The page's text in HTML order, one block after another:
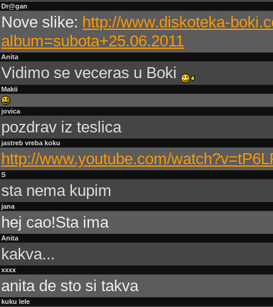
Dr@gan
Nove slike: http://www.diskoteka-
album=subota+25.06.2011
Anita
Vidimo se veceras u Boki
Makii
jovica
pozdrav iz teslica
jastreb vreba koku
http://www.youtube.com/
S
sta nema kupim
jana
hej cao!Sta ima
Anita
kakva...
xxxx
anita de sto si takva
kuku lele